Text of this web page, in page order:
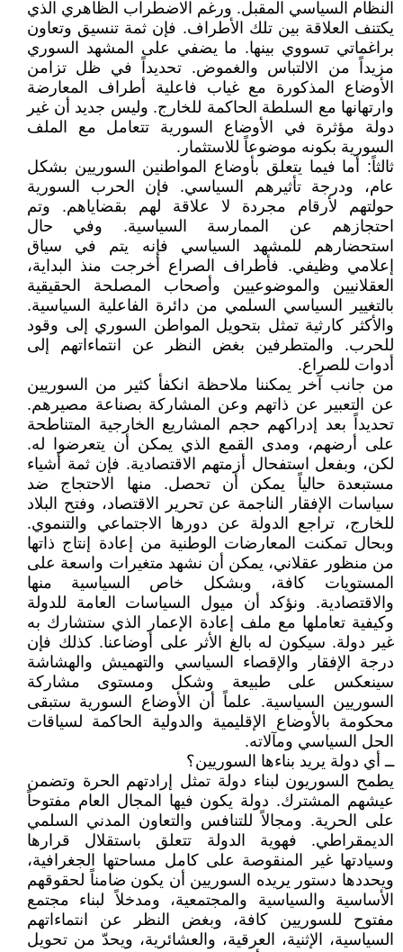
النظام السياسي المقبل. ورغم الاضطراب الظاهري الذي
يكتنف العلاقة بين تلك الأطراف. فإن ثمة تنسيق وتعاون
براغماتي تسووي بينها. ما يضفي على المشهد السوري
مزيداً من الالتباس والغموض. تحديداً في ظل تزامن
الأوضاع المذكورة مع غياب فاعلية أطراف المعارضة
وارتهانها مع السلطة الحاكمة للخارج. وليس جديد أن غير
دولة مؤثرة في الأوضاع السورية تتعامل مع الملف
السورية بكونه موضوعاً للاستثمار.
ثالثاً: أما فيما يتعلق بأوضاع المواطنين السوريين بشكل
عام، ودرجة تأثيرهم السياسي. فإن الحرب السورية
حولتهم لأرقام مجردة لا علاقة لهم بقضاياهم. وتم
احتجازهم عن الممارسة السياسية. وفي حال
استحضارهم للمشهد السياسي فإنه يتم في سياق
إعلامي وظيفي. فأطراف الصراع أخرجت منذ البداية،
العقلانيين والموضوعيين وأصحاب المصلحة الحقيقية
بالتغيير السياسي السلمي من دائرة الفاعلية السياسية.
والأكثر كارثية تمثل بتحويل المواطن السوري إلى وقود
للحرب. والمتطرفين بغض النظر عن انتماءاتهم إلى
أدوات للصراع.
من جانب آخر يمكننا ملاحظة انكفأ كثير من السوريين
عن التعبير عن ذاتهم وعن المشاركة بصناعة مصيرهم.
تحديداً بعد إدراكهم حجم المشاريع الخارجية المتناطحة
على أرضهم، ومدى القمع الذي يمكن أن يتعرضوا له.
لكن، وبفعل استفحال أزمتهم الاقتصادية. فإن ثمة أشياء
مستبعدة حالياً يمكن أن تحصل. منها الاحتجاج ضد
سياسات الإفقار الناجمة عن تحرير الاقتصاد، وفتح البلاد
للخارج، تراجع الدولة عن دورها الاجتماعي والتنموي.
وبحال تمكنت المعارضات الوطنية من إعادة إنتاج ذاتها
من منظور عقلاني، يمكن أن نشهد متغيرات واسعة على
المستويات كافة، وبشكل خاص السياسية منها
والاقتصادية. ونؤكد أن ميول السياسات العامة للدولة
وكيفية تعاملها مع ملف إعادة الإعمار الذي ستشارك به
غير دولة. سيكون له بالغ الأثر على أوضاعنا. كذلك فإن
درجة الإفقار والإقصاء السياسي والتهميش والهشاشة
سينعكس على طبيعة وشكل ومستوى مشاركة
السوريين السياسية. علماً أن الأوضاع السورية ستبقى
محكومة بالأوضاع الإقليمية والدولية الحاكمة لسياقات
الحل السياسي ومآلاته.
ــ أي دولة يريد بناءها السوريين؟
يطمح السوريون لبناء دولة تمثل إرادتهم الحرة وتضمن
عيشهم المشترك. دولة يكون فيها المجال العام مفتوحاً
على الحرية. ومجالاً للتنافس والتعاون المدني السلمي
الديمقراطي. فهوية الدولة تتعلق باستقلال قرارها
وسيادتها غير المنقوصة على كامل مساحتها الجغرافية،
ويحددها دستور يريده السوريين أن يكون ضامناً لحقوقهم
الأساسية والسياسية والمجتمعية، ومدخلاً لبناء مجتمع
مفتوح للسوريين كافة، وبغض النظر عن انتماءاتهم
السياسية، الإثنية، العرقية، والعشائرية، ويحدّ من تحويل